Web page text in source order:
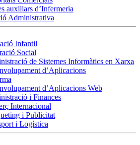
auxiliars d’Infermeria
Administrativa
Infantil
Social
de Sistemes Informàtics en Xarxa
d’Aplicacions
d’Aplicacions Web
i Finances
Internacional
i Publicitat
i Logística